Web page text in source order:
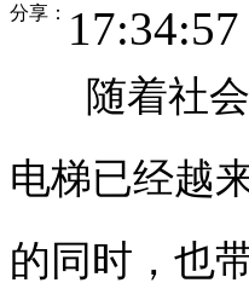
17:34:57
分享：
随着社会
电梯已经越
的同时，也